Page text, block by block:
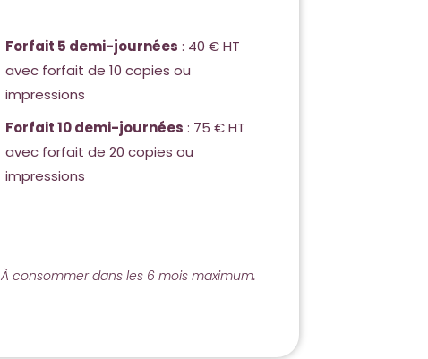
Forfait 5 demi-journées : 40 € HT
avec forfait de 10 copies ou
impressions
Forfait 10 demi-journées : 75 € HT
avec forfait de 20 copies ou
impressions
À consommer dans les 6 mois maximum.